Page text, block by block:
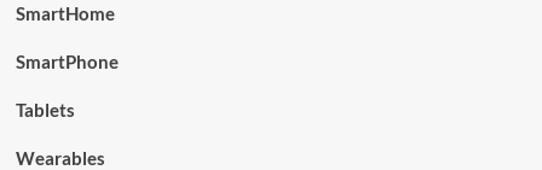
SmartHome
SmartPhone
Tablets
Wearables